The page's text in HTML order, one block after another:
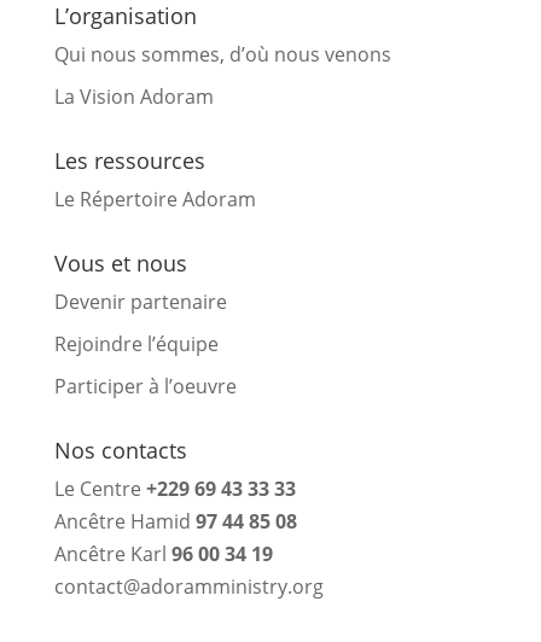
L’organisation
Qui nous sommes, d’où nous venons
La Vision Adoram
Les ressources
Le Répertoire Adoram
Vous et nous
Devenir partenaire
Rejoindre l’équipe
Participer à l’oeuvre
Nos contacts
Le Centre +229 69 43 33 33
Ancêtre Hamid 97 44 85 08
Ancêtre Karl 96 00 34 19
contact@adoramministry.org